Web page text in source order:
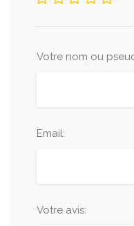
Votre nom ou
Email:
Votre avis: